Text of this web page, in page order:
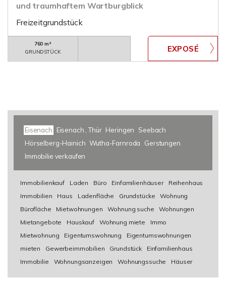
und traumhaftem Wartburgblick
Freizeitgrundstück
760 m²
GRUNDSTÜCK
Eisenach Eisenach , Thür Heringen
Seebach
Hörselberg-Hainich Wutha-Farnroda
Gerstungen
Immobilie verkaufen
Immobilienkauf Laden Büro Einfamilienhäuser
Reihenhaus
Immobilien
Haus Ladenfläche Grundstücke
Wohnung
Bürofläche
Mietwohnungen Wohnung suche
Wohnungen
Mietangebote
Hauskauf Wohnung miete
Immo
Mietwohnung
Eigentumswohnung
Eigentumswohnungen
mieten
Gewerbeimmobilien Grundstück
Einfamilienhaus
Immobilie
Wohnungsanzeigen Wohnungssuche Häuser